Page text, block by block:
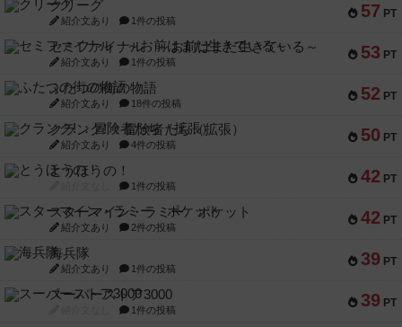
57 PT
クリーグ
紹介文あり 1件の投稿
53 PT
セミファイナル ～お前はまだ生きている～
紹介文あり 1件の投稿
52 PT
ふたつの街の物語
紹介文あり 18件の投稿
50 PT
クランク! ：冒険者たち（拡張）
紹介文あり 4件の投稿
42 PT
とうほうの！
1件の投稿
42 PT
スターマイン・ラミー ポケット
紹介文あり 2件の投稿
39 PT
海兵隊
紹介文あり 1件の投稿
39 PT
スーパーストア3000
1件の投稿